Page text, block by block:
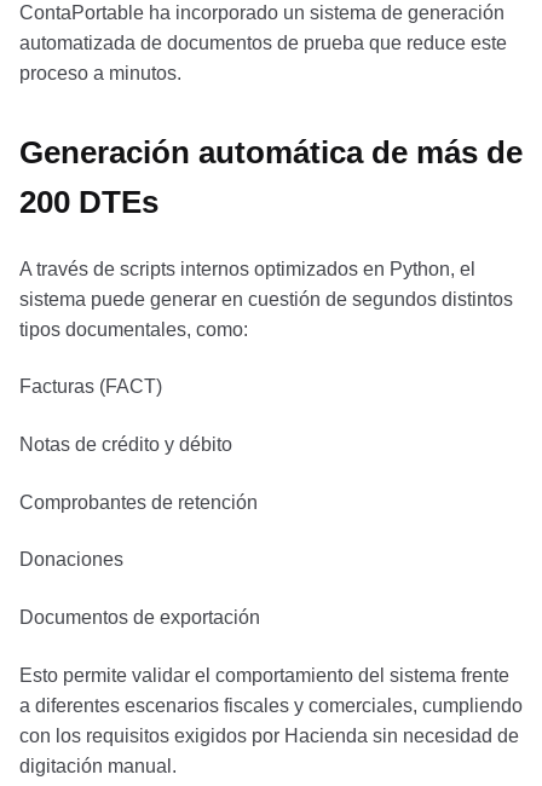
ContaPortable ha incorporado un sistema de generación
automatizada de documentos de prueba que reduce este
proceso a minutos.
Generación automática de más de
200 DTEs
A través de scripts internos optimizados en Python, el
sistema puede generar en cuestión de segundos distintos
tipos documentales, como:
Facturas (FACT)
Notas de crédito y débito
Comprobantes de retención
Donaciones
Documentos de exportación
Esto permite validar el comportamiento del sistema frente
a diferentes escenarios fiscales y comerciales, cumpliendo
con los requisitos exigidos por Hacienda sin necesidad de
digitación manual.